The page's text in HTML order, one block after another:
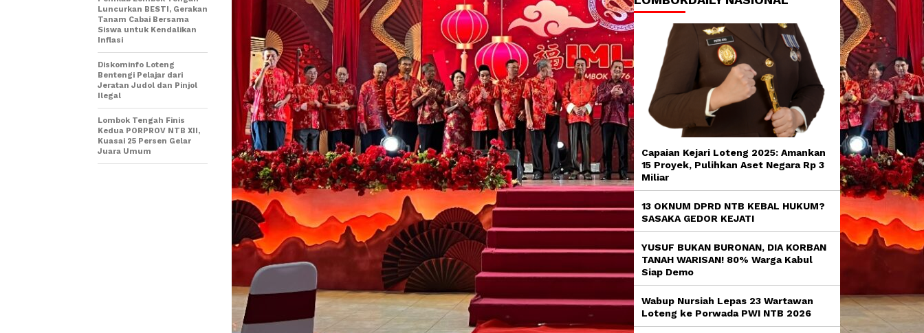
Luncurkan BESTI, Gerakan
Tanam Cabai Bersama
Siswa untuk Kendalikan
Inflasi
Diskominfo Loteng
Bentengi Pelajar dari
Jeratan Judol dan Pinjol
Ilegal
Lombok Tengah Finis
Kedua PORPROV NTB XII,
Kuasai 25 Persen Gelar
Juara Umum
Capaian Kejari Loteng 2025: Amankan
15 Proyek, Pulihkan Aset Negara Rp 3
Miliar
13 OKNUM DPRD NTB KEBAL HUKUM?
SASAKA GEDOR KEJATI
YUSUF BUKAN BURONAN, DIA KORBAN
TANAH WARISAN! 80% Warga Kabul
Siap Demo
Wabup Nursiah Lepas 23 Wartawan
Loteng ke Porwada PWI NTB 2026